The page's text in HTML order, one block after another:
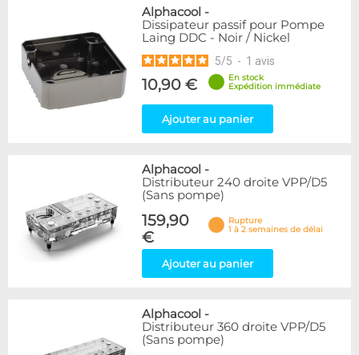
Alphacool -
Dissipateur passif pour Pompe
Laing DDC - Noir / Nickel
5/5 - 1 avis
10,90 €
En stock
Expédition immédiate
Ajouter au panier
Alphacool -
Distributeur 240 droite VPP/D5
(Sans pompe)
159,90
€
Rupture
1 à 2 semaines de délai
Ajouter au panier
Alphacool -
Distributeur 360 droite VPP/D5
(Sans pompe)